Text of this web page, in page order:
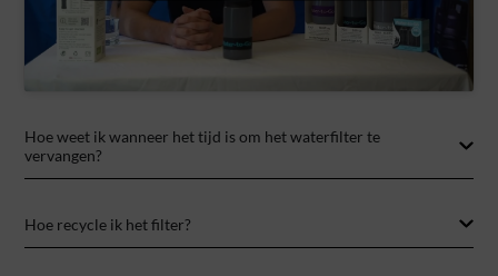
Hoe weet ik wanneer het tijd is om het waterfilter te
vervangen?
Hoe recycle ik het filter?